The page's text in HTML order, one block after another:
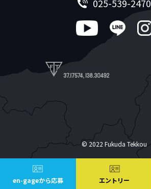
025-539-2470
© 2022 Fukuda Tekkou
en-gageから応募 エントリー